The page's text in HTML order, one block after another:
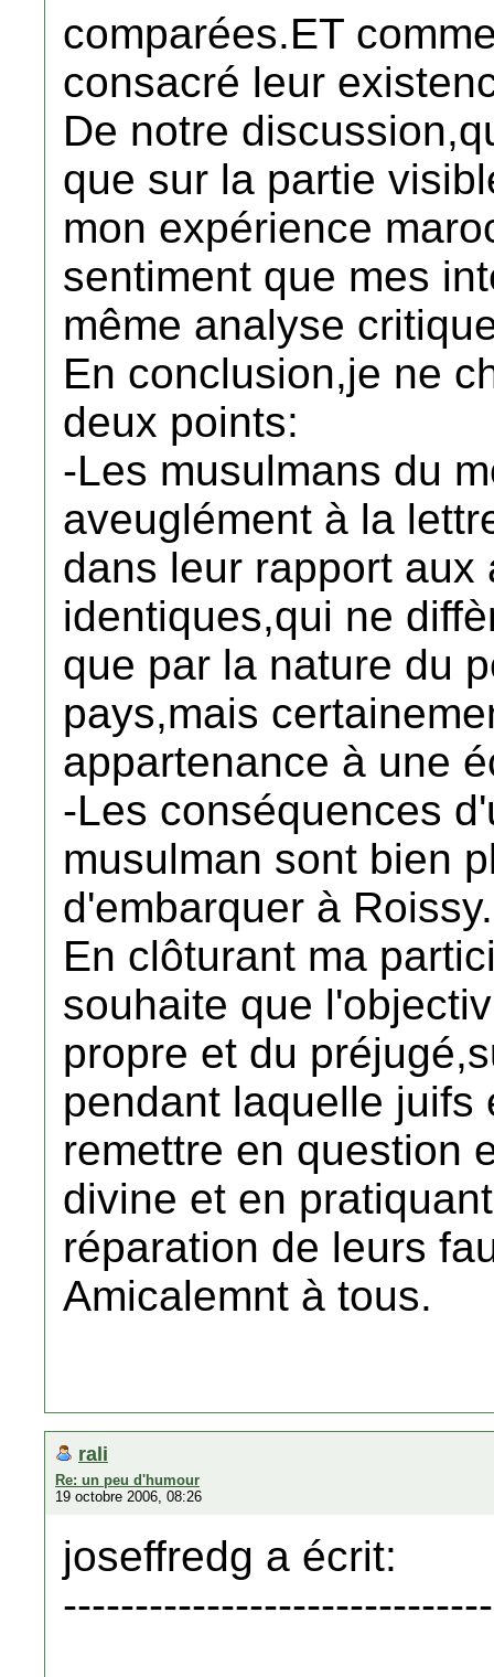
comparées.ET
consacré leur
De notre
que sur la partie
mon expérience
sentiment que mes
même analyse
En conclusion,je ne
deux points:
-Les musulmans du
aveuglément à la
dans leur rapport
identiques,qui ne
que par la nature du
pays,mais
appartenance à une
-Les conséquences
musulman sont bien
d'embarquer à Roissy.
En clôturant ma
souhaite que
propre et du
pendant laquelle juifs
remettre en question
divine et en
réparation de leurs
Amicalemnt à tous.
rali
Re: un peu d'humour
19 octobre 2006, 08:26
joseffredg a écrit: